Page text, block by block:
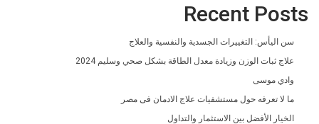
Recent Posts
سن اليأس: التغييرات الجسدية والنفسية والعلاج
علاج ثبات الوزن وزيادة معدل الطاقة بشكل صحي وسليم 2024
وادي موسى
ما لا تعرفه حول مستشفيات علاج الادمان فى مصر
الخيار الأفضل بين الاستثمار والتداول